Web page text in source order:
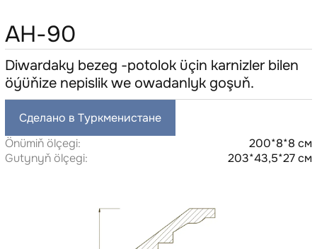
AH-90
Diwardaky bezeg -potolok üçin karnizler bilen
öýüňize nepislik we owadanlyk goşuň.
Сделано в Туркменистане
Önümiň ölçegi:
200*8*8 см
Gutynyň ölçegi:
203*43,5*27 см